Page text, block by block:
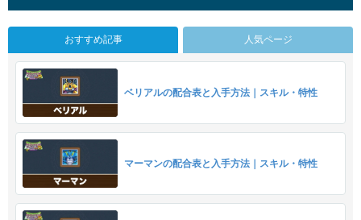
おすすめ記事 人気ページ
ベリアルの配合表と入手方法｜スキル・特性
マーマンの配合表と入手方法｜スキル・特性